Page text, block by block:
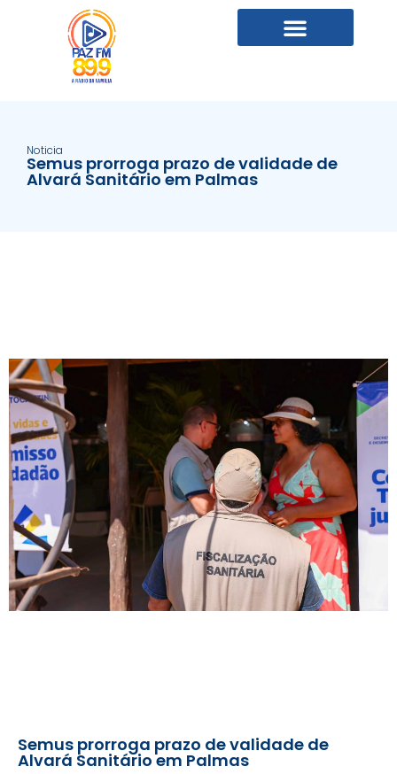
Noticia
Semus prorroga prazo de validade de
Alvará Sanitário em Palmas
Semus prorroga prazo de validade de
Alvará Sanitário em Palmas